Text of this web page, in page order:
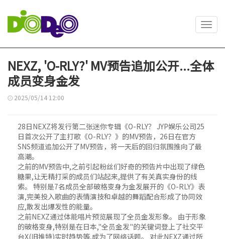
NEXZ, 'O-RLY?' MV预告追加公开...全体
成员变身金发
2025/05/14 12:00
28日NEXZ将发行第二张迷你专辑《O-RLY？ JYP娱乐公司25
日首次公开了主打歌《O-RLY？》的MV预告，26日在官方
SNS频道追加公开了MV预告，将一天后的回归氛围推向了最
高潮。
之前的MV预告中,之前引起粉丝们好奇的预告片中出现了绿色
糖果,让无精打采的成员们站起来,提供了有关真实身份的线
索。 特别是7名成员全部破格变身为金发展开的《O-RLY》表
演,完美投入歌曲的表情演技和卓越的舞蹈配合形成了协同效
应,散发出爆发性的能量。
之前NEXZ通过体能唱片预览展现了全员金发形象。 由于形象
的破格变身,特别是在日本,"全员金发"的关键词登上了社交平
台X(旧推特)实时趋势等,成为了网络话题。 对此NEXZ通过所